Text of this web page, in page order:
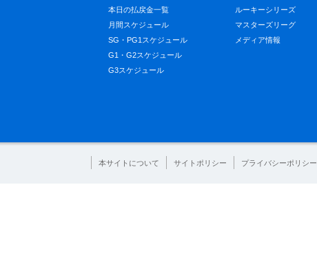
本日の払戻金一覧
月間スケジュール
SG・PG1スケジュール
G1・G2スケジュール
G3スケジュール
ルーキーシリーズ
マスターズリーグ
メディア情報
本サイトについて サイトポリシー プライバシーポリシー